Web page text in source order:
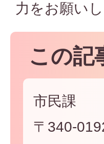
力をお願いし
この記
市民課
〒340-